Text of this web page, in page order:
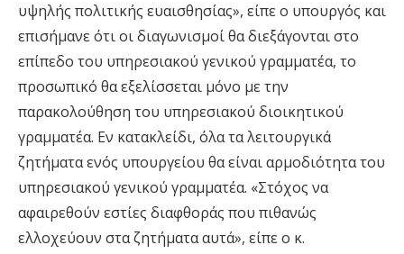
υψηλής πολιτικής ευαισθησίας», είπε ο υπουργός και
επισήμανε ότι οι διαγωνισμοί θα διεξάγονται στο
επίπεδο του υπηρεσιακού γενικού γραμματέα, το
προσωπικό θα εξελίσσεται μόνο με την
παρακολούθηση του υπηρεσιακού διοικητικού
γραμματέα. Εν κατακλείδι, όλα τα λειτουργικά
ζητήματα ενός υπουργείου θα είναι αρμοδιότητα του
υπηρεσιακού γενικού γραμματέα. «Στόχος να
αφαιρεθούν εστίες διαφθοράς που πιθανώς
ελλοχεύουν στα ζητήματα αυτά», είπε ο κ.